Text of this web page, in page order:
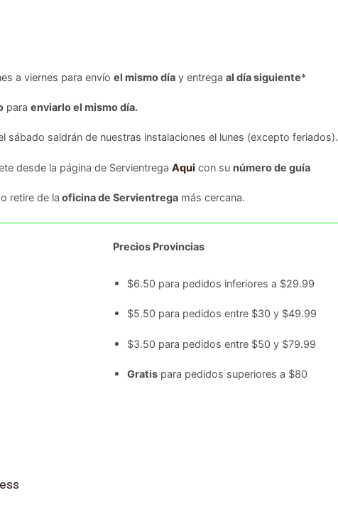
a viernes para envío el mismo díay entrega al día siguiente*
para enviarlo el mismo día.
sábado saldrán de nuestras instalaciones el lunes (excepto feriados).
desde la página de Servientrega Aqui con su número de guía
retire de la oficina de Servientregamás cercana.
Precios Provincias
$6.50 para pedidos inferiores a $29.99
$5.50 para pedidos entre $30 y $49.99
$3.50 para pedidos entre $50 y $79.99
Gratispara pedidos superiores a $80